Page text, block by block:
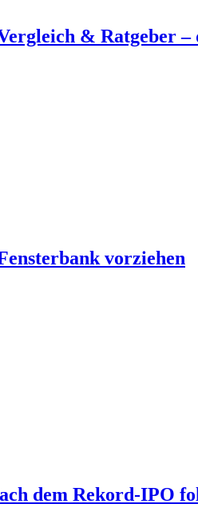
& Ratgeber
vorziehen
dem Rekord-IPO